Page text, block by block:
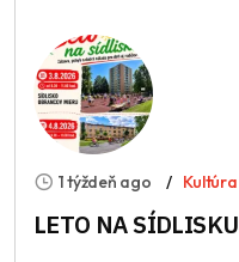
1 týždeň ago Kultúra
LETO NA SÍDLISKU